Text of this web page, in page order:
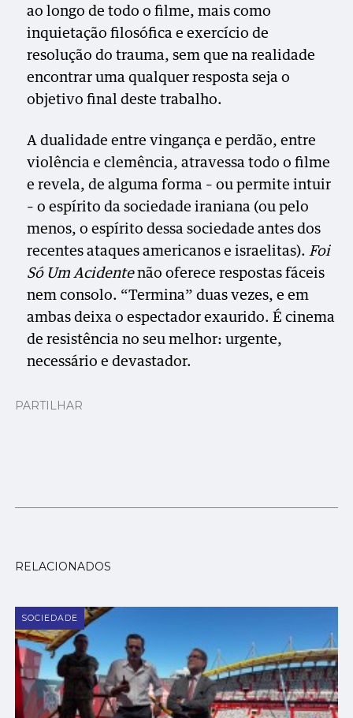
ao longo de todo o filme, mais como
inquietação filosófica e exercício de
resolução do trauma, sem que na realidade
encontrar uma qualquer resposta seja o
objetivo final deste trabalho.
A dualidade entre vingança e perdão, entre
violência e clemência, atravessa todo o filme
e revela, de alguma forma – ou permite intuir
– o espírito da sociedade iraniana (ou pelo
menos, o espírito dessa sociedade antes dos
recentes ataques americanos e israelitas).Foi
Só Um Acidentenão oferece respostas fáceis
nem consolo. “Termina” duas vezes, e em
ambas deixa o espectador exaurido. É cinema
de resistência no seu melhor: urgente,
necessário e devastador.
PARTILHAR
RELACIONADOS
SOCIEDADE